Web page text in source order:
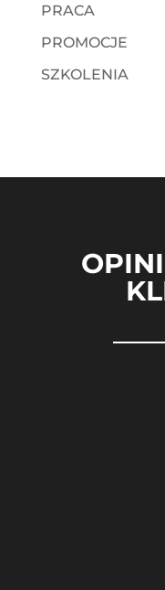
PRACA
PROMOCJE
SZKOLENIA